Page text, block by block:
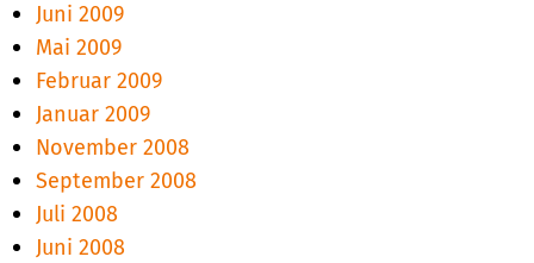
Juni 2009
Mai 2009
Februar 2009
Januar 2009
November 2008
September 2008
Juli 2008
Juni 2008